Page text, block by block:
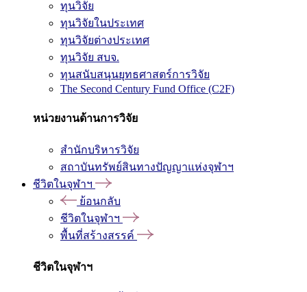
ทุนวิจัย
ทุนวิจัยในประเทศ
ทุนวิจัยต่างประเทศ
ทุนวิจัย สบจ.
ทุนสนับสนุนยุทธศาสตร์การวิจัย
The Second Century Fund Office (C2F)
หน่วยงานด้านการวิจัย
สำนักบริหารวิจัย
สถาบันทรัพย์สินทางปัญญาแห่งจุฬาฯ
ชีวิตในจุฬาฯ
ย้อนกลับ
ชีวิตในจุฬาฯ
พื้นที่สร้างสรรค์
ชีวิตในจุฬาฯ